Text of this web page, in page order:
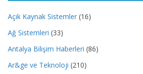
Açık Kaynak Sistemler (16)
Ağ Sistemleri (33)
Antalya Bilişim Haberleri (86)
Ar&ge ve Teknoloji (210)